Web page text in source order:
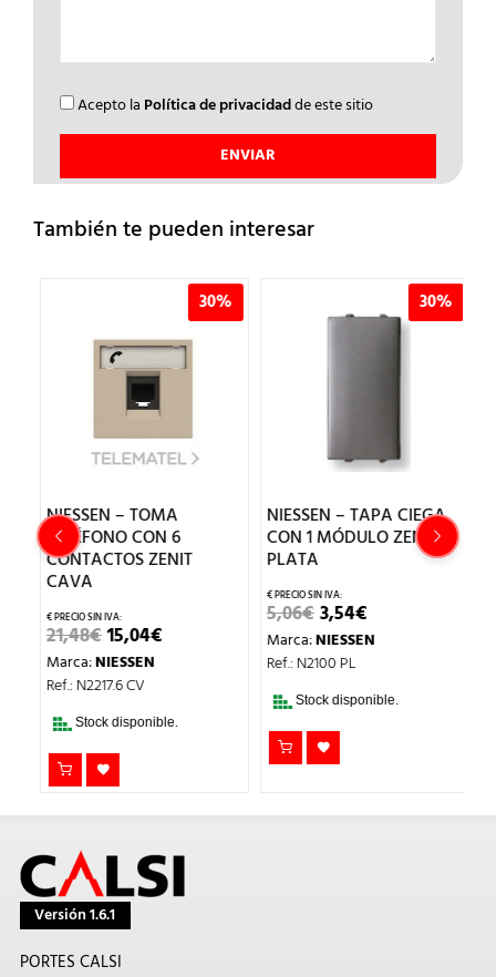
Acepto la Política de privacidadde este sitio
También te pueden interesar
30%
NIESSEN – TOMA
TELÉFONO CON 6
CONTACTOS ZENIT
CAVA
21,48€EL
PRECIO
ORIGINAL
ERA:
15,04€EL
PRECIO
Marca:NIESSEN
Ref.: N2217.6 CV
Stock disponible.
30%
NIESSEN – TAPA CIEGA
CON 1 MÓDULO ZENIT
PLATA
5,06€EL
PRECIO
ORIGINAL
ERA:
3,54€EL
PRECIO
ACTUAL
Marca:NIESSEN
Ref.: N2100 PL
Stock disponible.
Versión 1.6.1
PORTES CALSI